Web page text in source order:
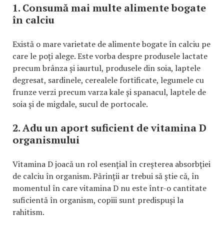
1. Consumă mai multe alimente bogate
în calciu
Există o mare varietate de alimente bogate în calciu pe
care le poți alege. Este vorba despre produsele lactate
precum brânza și iaurtul, produsele din soia, laptele
degresat, sardinele, cerealele fortificate, legumele cu
frunze verzi precum varza kale și spanacul, laptele de
soia și de migdale, sucul de portocale.
2. Adu un aport suficient de vitamina D
organismului
Vitamina D joacă un rol esențial în creșterea absorbției
de calciu în organism. Părinții ar trebui să știe că, în
momentul în care vitamina D nu este într-o cantitate
suficientă în organism, copiii sunt predispuși la
rahitism.